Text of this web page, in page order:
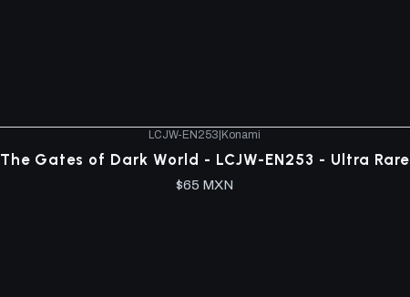
LCJW-EN253 Konami
The Gates of Dark World - LCJW-EN253 - Ultra Rare
$65 MXN